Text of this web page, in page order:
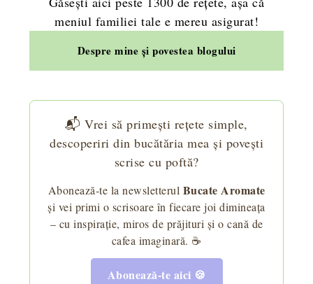
meniul familiei tale e mereu asigurat!
Despre mine și povestea blogului
📬 Vrei să primești rețete simple,
descoperiri din bucătăria mea și povești
scrise cu poftă?
Abonează-te la newsletterul Bucate Aromate
și vei primi o scrisoare în fiecare joi dimineața
– cu inspirație, miros de prăjituri și o cană de
cafea imaginară. ☕
Abonează-te aici 🍪